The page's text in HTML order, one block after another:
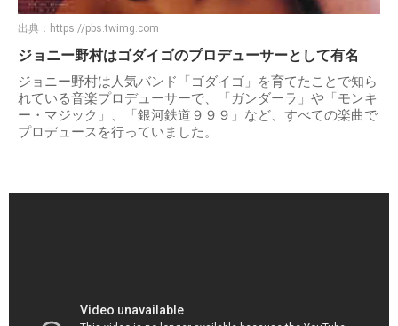
出典： https://pbs.twimg.com
ジョニー野村はゴダイゴのプロデューサーとして有名
ジョニー野村は人気バンド「ゴダイゴ」を育てたことで知ら
れている音楽プロデューサーで、「ガンダーラ」や「モンキ
ー・マジック」、「銀河鉄道９９９」など、すべての楽曲で
プロデュースを行っていました。